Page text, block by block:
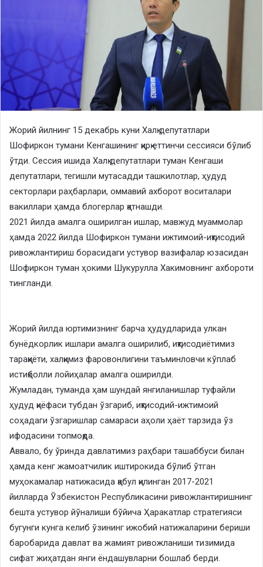
Жорий йилнинг 15 декабрь куни Халқ депутатлари
Шофиркон тумани Кенгашининг қирқ еттинчи сессияси бўлиб
ўтди. Сессия ишида Халқ депутатлари туман Кенгаши
депутатлари, тегишли мутасадди ташкилотлар, ҳудуд
секторлари раҳбарлари, оммавий ахборот воситалари
вакиллари ҳамда блогерлар қатнашди.
2021 йилда амалга оширилган ишлар, мавжуд муаммолар
ҳамда 2022 йилда Шофиркон тумани ижтимоий-иқтисодий
ривожлантириш борасидаги устувор вазифалар юзасидан
Шофиркон туман ҳокими Шукурулла Хакимовнинг ахбороти
тингланди.
Жорий йилда юртимизнинг барча ҳудудларида улкан
бунёдкорлик ишлари амалга оширилиб, иқтисодиётимиз
тараққиёти, халқимиз фаровонлигини таъминловчи кўплаб
истиқболли лойиҳалар амалга оширилди.
Жумладан, туманда ҳам шундай янгиланишлар туфайли
ҳудуд қиёфаси тубдан ўзгариб, иқтисодий-ижтимоий
соҳадаги ўзгаришлар самараси аҳоли ҳаёт тарзида ўз
ифодасини топмоқда.
Аввало, бу ўринда давлатимиз раҳбари ташаббуси билан
ҳамда кенг жамоатчилик иштирокида бўлиб ўтган
муҳокамалар натижасида қабул қилинган 2017-2021
йилларда Ўзбекистон Республикасини ривожлантиришнинг
бешта устувор йўналиши бўйича Ҳаракатлар стратегияси
бугунги кунга келиб ўзининг ижобий натижаларини бериши
баробарида давлат ва жамият ривожланиши тизимида
сифат жиҳатдан янги ёндашувларни бошлаб берди.